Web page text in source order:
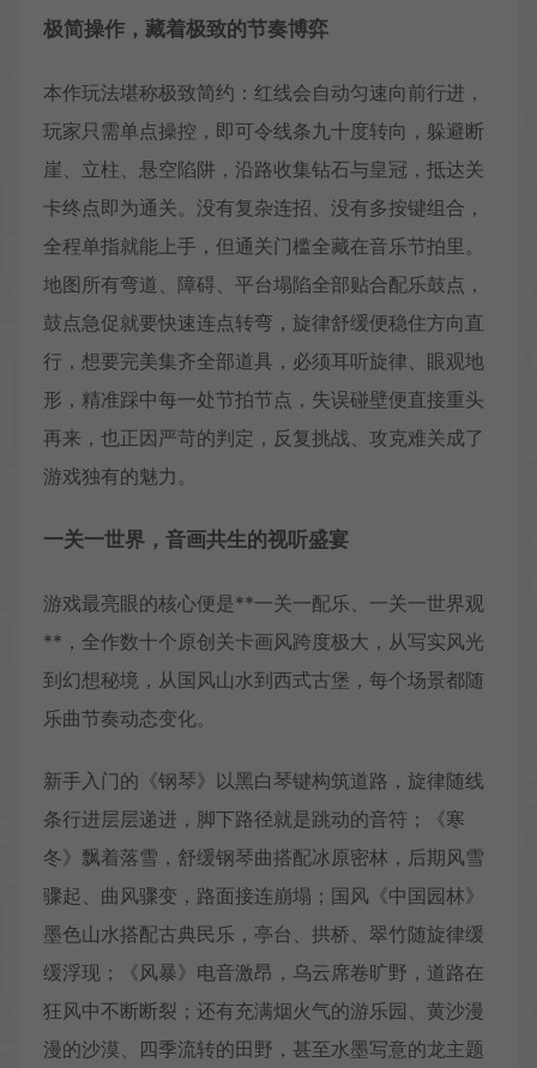
极简操作，藏着极致的节奏博弈
本作玩法堪称极致简约：红线会自动匀速向前行进，
玩家只需单点操控，即可令线条九十度转向，躲避断
崖、立柱、悬空陷阱，沿路收集钻石与皇冠，抵达关
卡终点即为通关。没有复杂连招、没有多按键组合，
全程单指就能上手，但通关门槛全藏在音乐节拍里。
地图所有弯道、障碍、平台塌陷全部贴合配乐鼓点，
鼓点急促就要快速连点转弯，旋律舒缓便稳住方向直
行，想要完美集齐全部道具，必须耳听旋律、眼观地
形，精准踩中每一处节拍节点，失误碰壁便直接重头
再来，也正因严苛的判定，反复挑战、攻克难关成了
游戏独有的魅力。
一关一世界，音画共生的视听盛宴
游戏最亮眼的核心便是**一关一配乐、一关一世界观
**，全作数十个原创关卡画风跨度极大，从写实风光
到幻想秘境，从国风山水到西式古堡，每个场景都随
乐曲节奏动态变化。
新手入门的《钢琴》以黑白琴键构筑道路，旋律随线
条行进层层递进，脚下路径就是跳动的音符；《寒
冬》飘着落雪，舒缓钢琴曲搭配冰原密林，后期风雪
骤起、曲风骤变，路面接连崩塌；国风《中国园林》
墨色山水搭配古典民乐，亭台、拱桥、翠竹随旋律缓
缓浮现；《风暴》电音激昂，乌云席卷旷野，道路在
狂风中不断断裂；还有充满烟火气的游乐园、黄沙漫
漫的沙漠、四季流转的田野，甚至水墨写意的龙主题